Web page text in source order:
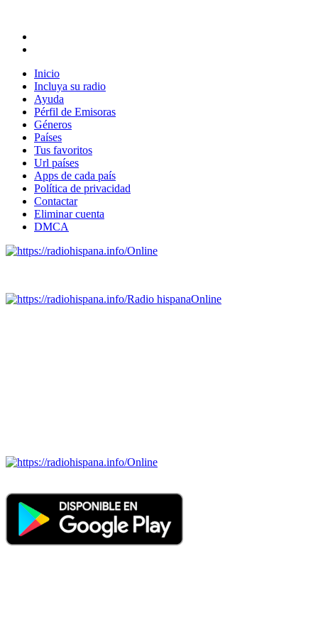
Inicio
Incluya su radio
Ayuda
Pérfil de Emisoras
Géneros
Países
Tus favoritos
Url países
Apps de cada país
Política de privacidad
Contactar
Eliminar cuenta
DMCA
Online
Radio hispanaOnline
Online